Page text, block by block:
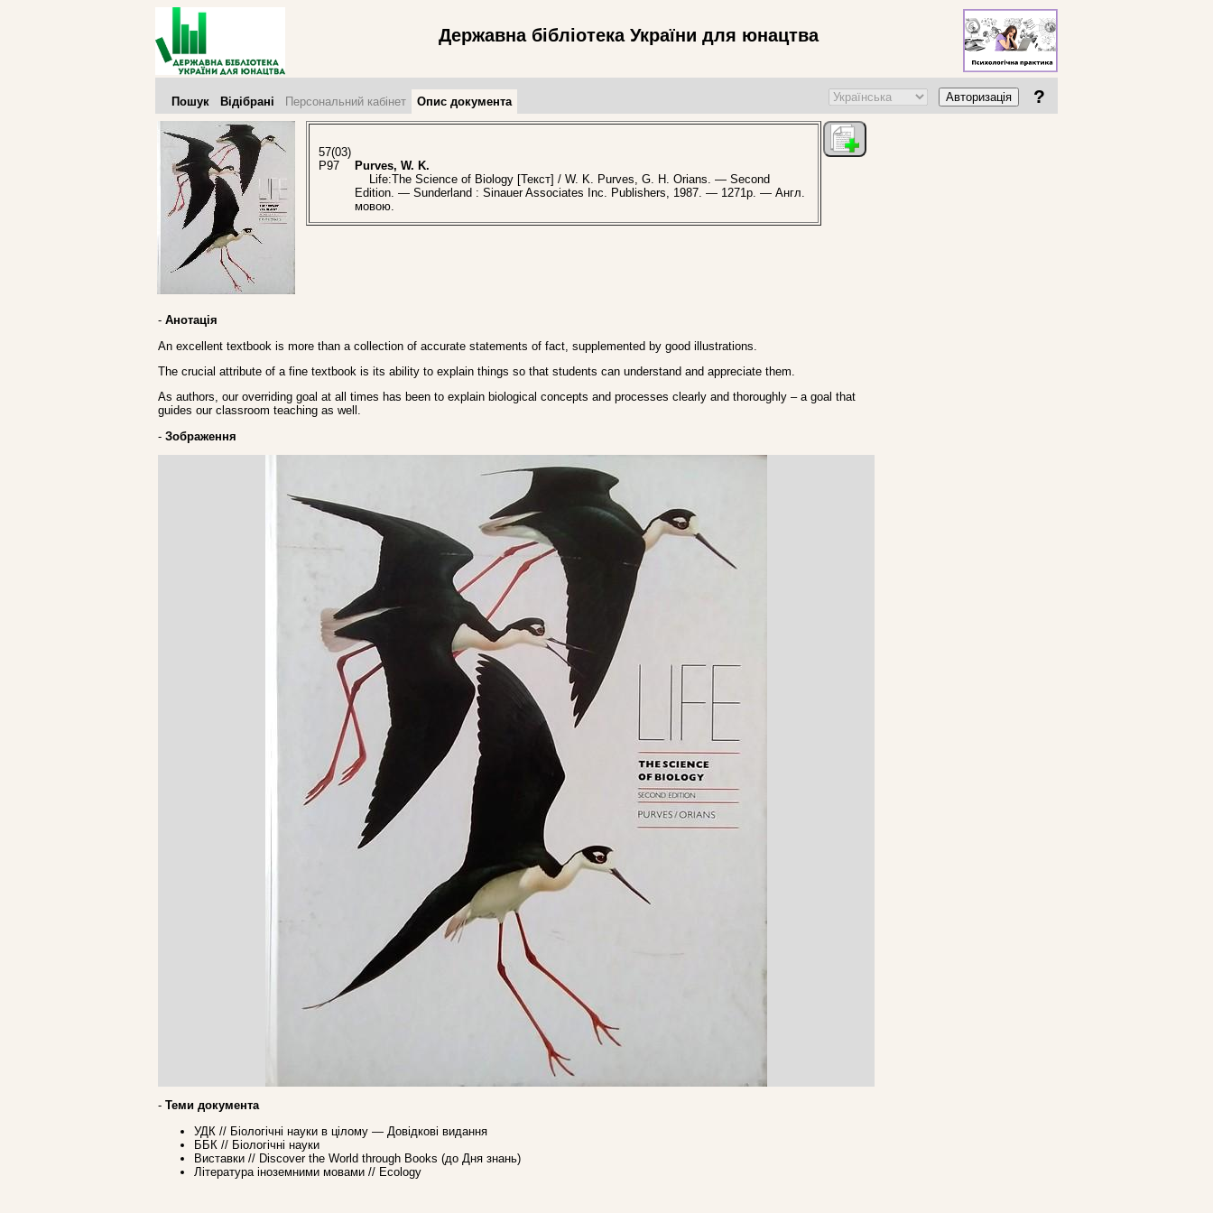
Державна бібліотека України для юнацтва
Пошук Відібрані Персональний кабінет Опис документа Авторизація ?
57(03)
P97
Purves, W. K.
Life:The Science of Biology [Текст] / W. K. Purves, G. H. Orians. — Second
Edition. — Sunderland : Sinauer Associates Inc. Publishers, 1987. — 1271p. — Англ.
мовою.
- Анотація
An excellent textbook is more than a collection of accurate statements of fact, supplemented by good illustrations.
The crucial attribute of a fine textbook is its ability to explain things so that students can understand and appreciate them.
As authors, our overriding goal at all times has been to explain biological concepts and processes clearly and thoroughly – a goal that
guides our classroom teaching as well.
- Зображення
- Теми документа
УДК // Бioлогiчні науки в цілому — Довідкові видання
ББК // Біологічні науки
Виставки // Discover the World through Books (до Дня знань)
Література іноземними мовами // Ecology